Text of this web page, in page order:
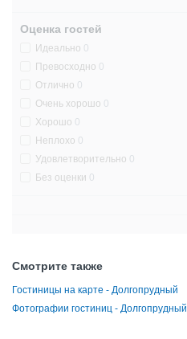
Оценка гостей
Идеально 0
Превосходно 0
Отлично 0
Очень хорошо 0
Хорошо 0
Неплохо 0
Удовлетворительно 0
Без оценки 0
Смотрите также
Гостиницы на карте - Долгопрудный
Фотографии гостиниц - Долгопрудный